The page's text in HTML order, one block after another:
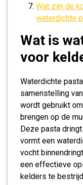
Wat zijn de
waterdichte
Wat is
voor
Waterdichte
samenstelling
wordt gebruikt
brengen op de
Deze pasta
vormt een
vocht
een effectieve
kelders te